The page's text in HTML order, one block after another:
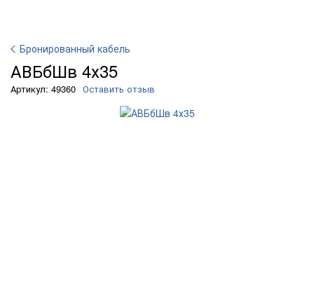
Бронированный кабель
АВБбШв 4х35
Артикул: 49360 Оставить отзыв